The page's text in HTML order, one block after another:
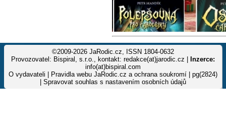
©2009-2026 JaRodic.cz, ISSN 1804-0632
Provozovatel: Bispiral, s.r.o., kontakt: redakce(at)jarodic.cz |
Inzerce:
info(at)bispiral.com
O vydavateli
Pravidla webu JaRodic.cz a ochrana soukromí | pg(2824)
Spravovat souhlas s nastavením osobních údajů